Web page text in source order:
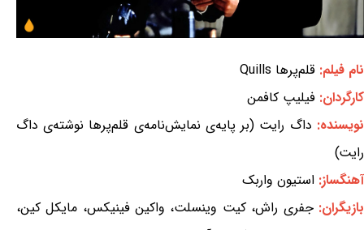
نام فیلم: قلم‌پرها Quills
کارگردان: فیلیپ کافمن
نویسنده: داگ رایت (بر پایه‌ی نمایش‌نامه‌ی قلم‌پرها نوشته‌ی داگ
رایت)
آهنگساز: استیون واربک
بازیگران:جفری راش، کیت وینسلت، واکین فینیکس، مایکل کین،